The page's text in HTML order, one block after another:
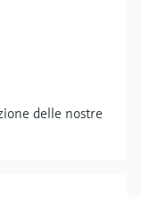
delle nostre